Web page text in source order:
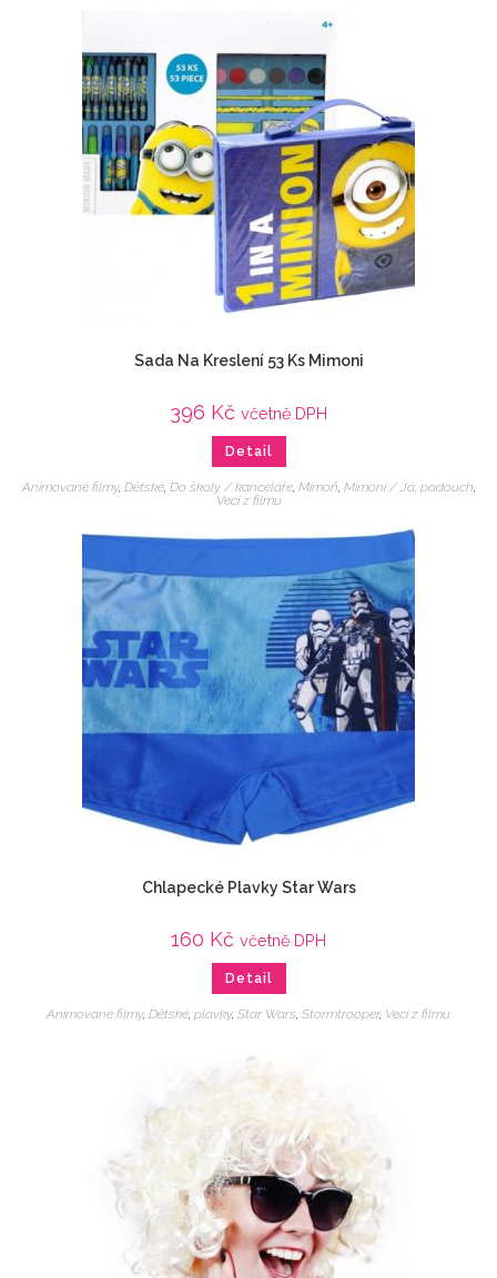
Sada Na Kreslení 53 Ks Mimoni
396 Kč včetně DPH
Detail
Animované filmy, Dětské, Do školy / kanceláře, Mimoň, Mimoni / Já, padouch,
Veci z filmu
Chlapecké Plavky Star Wars
160 Kč včetně DPH
Detail
Animované filmy, Dětské plavky, Star Wars Stormtrooper, Veci z filmu